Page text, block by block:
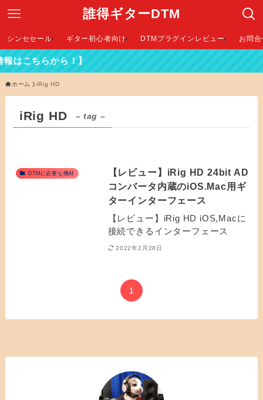
誰得ギターDTM
シンセセール ギター初心者向け DTMプラグインレビュー お問
こちらから！】
ホーム iRig HD
iRig HD – tag –
DTMに必要な機材
【レビュー】iRig HD 24bit AD
コンバータ内蔵のiOS.Mac用ギ
ターインターフェース
【レビュー】iRig HD iOS,Macに
接続できるインターフェース
2022年2月28日
1